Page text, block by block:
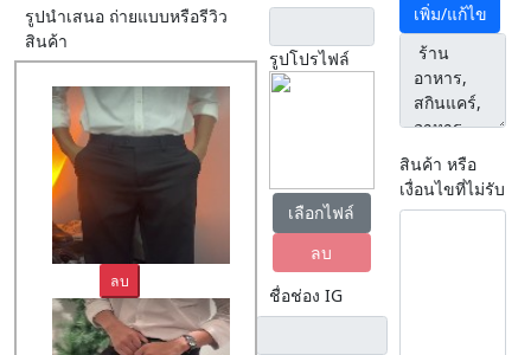
รูปนำเสนอ ถ่ายแบบหรือรีวิว
สินค้า
ลบ
รูปโปรไฟล์
เลือกไฟล์
ลบ
ชื่อช่อง IG
เพิ่ม/แก้ไข
สินค้า หรือ
เงื่อนไขที่ไม่รับ